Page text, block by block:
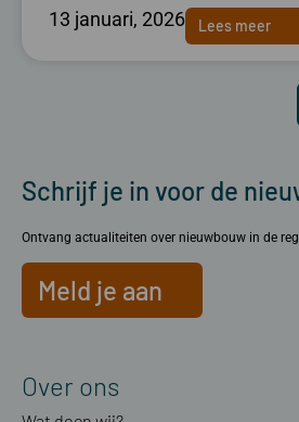
13 januari, 2026 Lees meer
Schrijf je in voor de
Ontvang actualiteiten over nieuwbouw in de
Meld je aan
Over ons